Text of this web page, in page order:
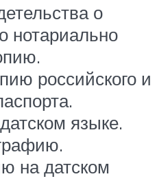
о
нотариально
российского и
языке.
на датском